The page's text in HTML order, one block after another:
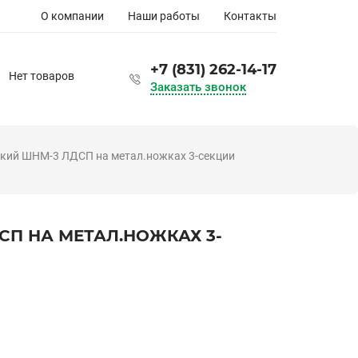
Основная
О компании Наши работы Контакты
Нет товаров +7 (831) 262-14-17
Заказать звонок
ШНМ-3 ЛДСП на метал.ножках 3-секции
НА МЕТАЛ.НОЖКАХ 3-